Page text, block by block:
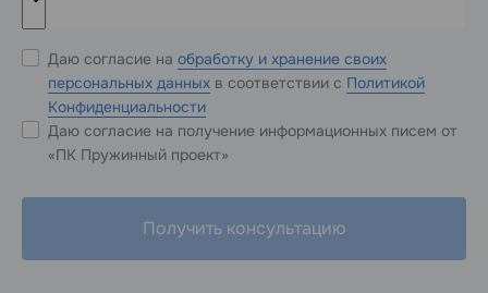
Даю согласие на обработку и хранение своих
персональных данных в соответствии с Политикой
Конфиденциальности
Даю согласие на получение информационных писем от
«ПК Пружинный проект»
Получить консультацию